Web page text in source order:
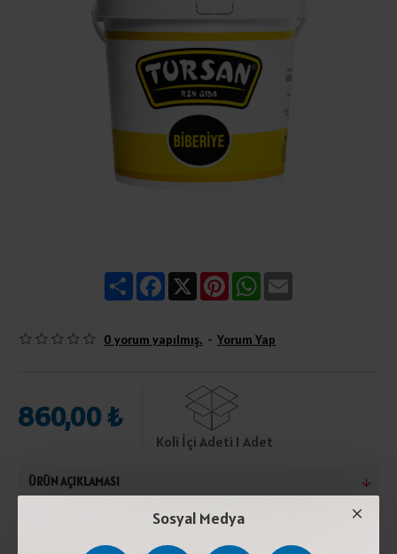
Sosyal Medya
ShareFacebook
X PinterestWhatsApp
0 yorum yapılmış. - Yorum Yap
860,00 ₺
Koli İçi Adeti 1 Adet
ÜRÜN AÇIKLAMASI
Biber,Su,Tuz,Renklendirici(E-102),Asetik Asit(E-
260),Sitrik Asit(E-330). Serin ve kuru yerde